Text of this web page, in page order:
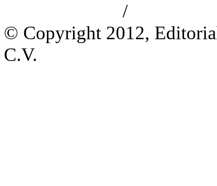
/
© Copyright 2012,
C.V.